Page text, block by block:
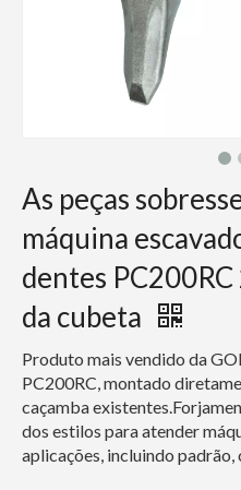
As peças
máquina
dentes
da cubeta
Produto mais vendido da
PC200RC, montado
caçamba
dos estilos para atender
aplicações, incluindo padrão,